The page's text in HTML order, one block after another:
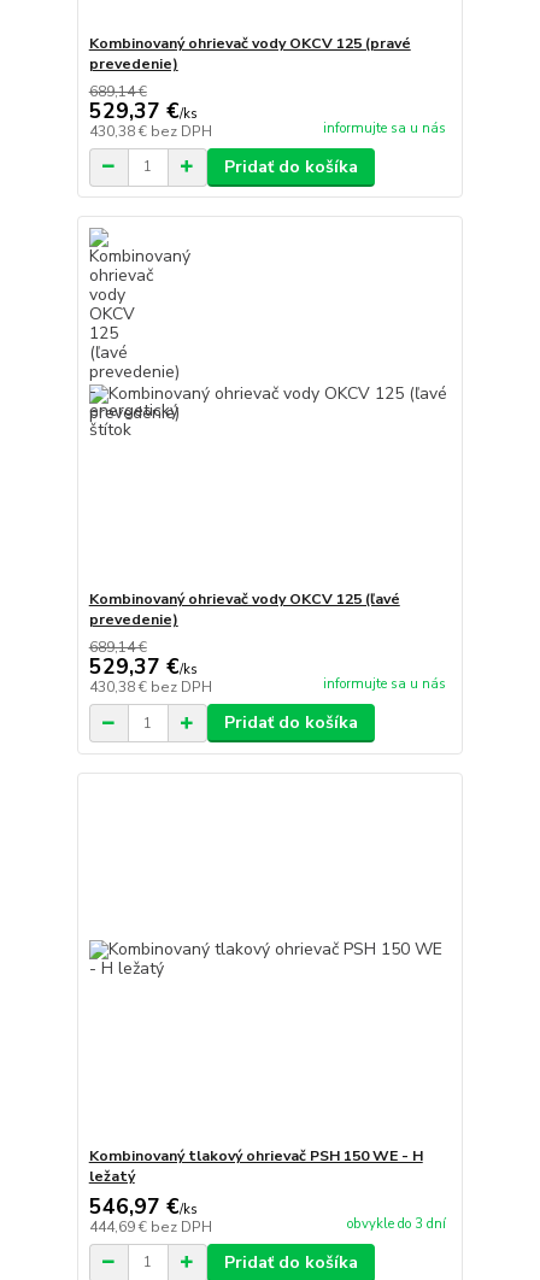
Kombinovaný ohrievač vody OKCV 125 (pravé
prevedenie)
689,14 €
529,37 €/ks
430,38 € bez DPH informujte sa u nás
Pridať do košíka
Kombinovaný ohrievač vody OKCV 125 (ľavé
prevedenie)
689,14 €
529,37 €/ks
430,38 € bez DPH informujte sa u nás
Pridať do košíka
Kombinovaný tlakový ohrievač PSH 150 WE - H
ležatý
546,97 €/ks
444,69 € bez DPH obvykle do 3 dní
Pridať do košíka